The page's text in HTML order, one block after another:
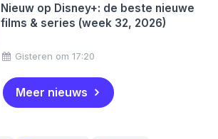
Nieuw op Disney+: de beste nieuwe
films & series (week 32, 2026)
Gisteren om 17:20
Meer nieuws